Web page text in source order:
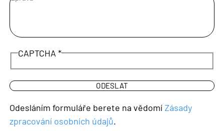
CAPTCHA
Odesláním formuláře berete na vědomíZásady
zpracování osobních údajů.